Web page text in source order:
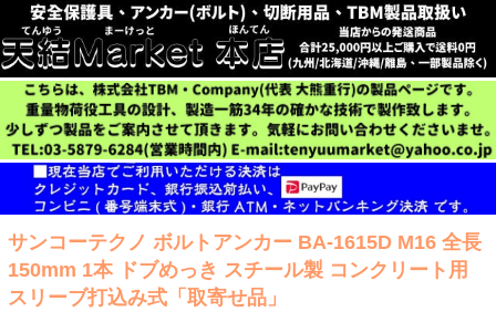
サンコーテクノ ボルトアンカー BA-1615D M16 全長
150mm 1本 ドブめっき スチール製 コンクリート用
スリーブ打込み式「取寄せ品」